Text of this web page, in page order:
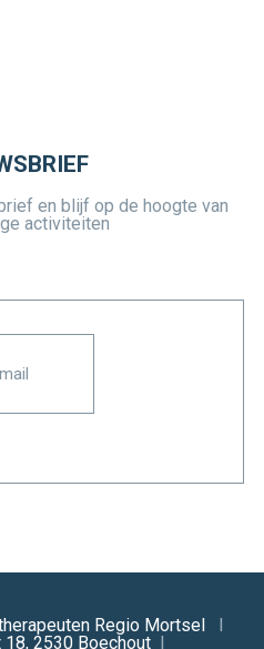
en blijf op de hoogte van
activiteiten
Regio Mortsel I
2530 BoechoutI